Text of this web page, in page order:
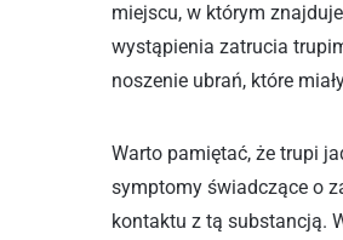
miejscu, w którym
wystąpienia zatrucia
noszenie ubrań, które
Warto pamiętać, że trupi
symptomy świadczące o
kontaktu z tą substancją.